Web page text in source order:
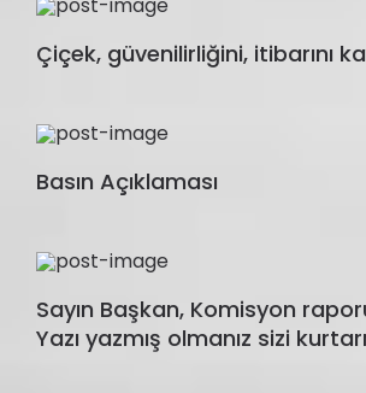
Çiçek, güvenilirliğini, itibarını
Basın Açıklaması
Sayın Başkan, Komisyon
Yazı yazmış olmanız sizi